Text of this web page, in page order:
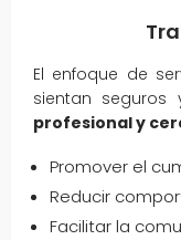
El enfoque de
sientan
profesional y
Promover el
Reducir
Facilitar la